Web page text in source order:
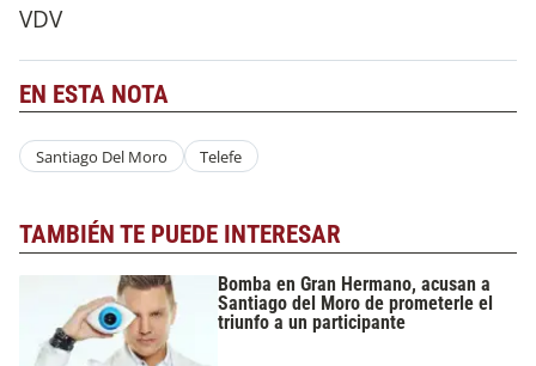
VDV
EN ESTA NOTA
Santiago Del Moro Telefe
TAMBIÉN TE PUEDE INTERESAR
Bomba en Gran Hermano, acusan a
Santiago del Moro de prometerle el
triunfo a un participante